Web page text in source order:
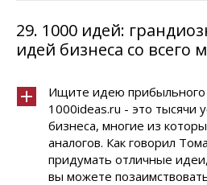
29. 1000 идей:
идей бизнеса со всего
Ищите идею прибыльного
1000ideas.ru - это тысячи
бизнеса, многие из
аналогов. Как говорил
придумать отличные
вы можете